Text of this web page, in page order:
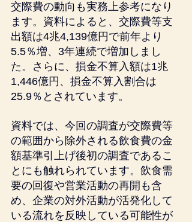
交際費の動向も実務上参考になり
ます。資料によると、交際費等支
出額は4兆4,139億円で前年より
5.5％増、3年連続で増加しまし
た。さらに、損金不算入額は1兆
1,446億円、損金不算入割合は
25.9％とされています。
資料では、今回の調査が交際費等
の範囲から除外される飲食費の金
額基準引上げ後初の調査であるこ
とにも触れられています。飲食需
要の回復や営業活動の再開も含
め、企業の対外活動が活発化して
いる流れを反映している可能性が